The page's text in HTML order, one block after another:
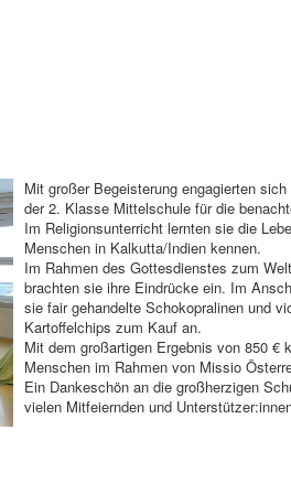
Mit großer Begeisterung engagierten
der 2. Klasse Mittelschule für die
Im Religionsunterricht lernten sie die
Menschen in Kalkutta/Indien kennen.
Im Rahmen des Gottesdienstes zum
brachten sie ihre Eindrücke ein. Im
sie fair gehandelte Schokopralinen und
Kartoffelchips zum Kauf an.
Mit dem großartigen Ergebnis von 850 €
Menschen im Rahmen von Missio
Ein Dankeschön an die großherzigen
vielen Mitfeiernden und